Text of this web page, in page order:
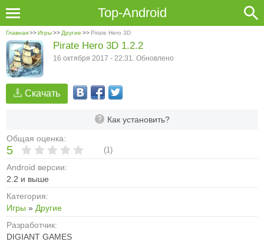
Top-Android
Главная>>Игры>> Другие >> Pirate Hero 3D
Скачать
Как установить?
Общая оценка:
5 (1)
Android версии:
2.2 и выше
Категория:
Игры » Другие
Разработчик:
DIGIANT GAMES
Pirate Hero 3D 1.2.2
16 октября 2017 - 22:31. Обновлено